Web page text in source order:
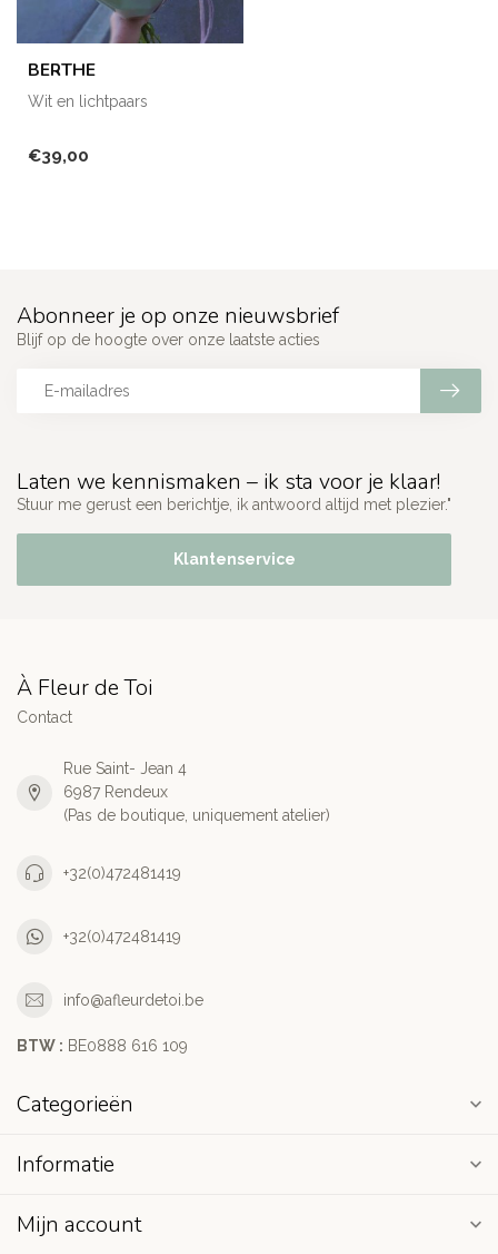
BERTHE
Wit en lichtpaars
€39,00
Laten we kennismaken – ik sta voor je klaar!
Stuur me gerust een berichtje, ik antwoord altijd met plezier."
Klantenservice
Abonneer je op onze nieuwsbrief
Blijf op de hoogte over onze laatste acties
À Fleur de Toi
Contact
Rue Saint- Jean 4
6987 Rendeux
(Pas de boutique, uniquement atelier)
+32(0)472481419
+32(0)472481419
info@afleurdetoi.be
BTW : BE0888 616 109
Categorieën
Informatie
Mijn account